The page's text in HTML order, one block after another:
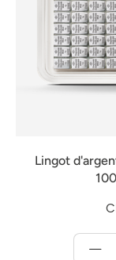
Lingot